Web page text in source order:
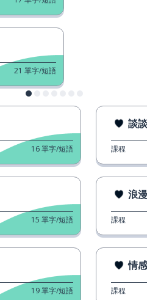
21 單字/短語
16單字/短語
15 單字/短語
19單字/短語
談
課程
浪
課程
情
課程